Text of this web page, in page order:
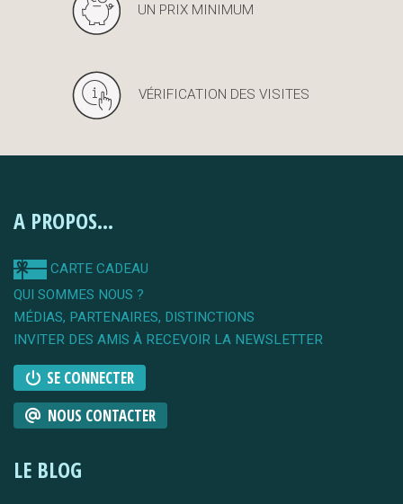
UN PRIX MINIMUM
VÉRIFICATION DES VISITES
A PROPOS...
CARTE CADEAU
QUI SOMMES NOUS ?
MÉDIAS, PARTENAIRES, DISTINCTIONS
INVITER DES AMIS À RECEVOIR LA NEWSLETTER
SE CONNECTER
NOUS CONTACTER
LE BLOG